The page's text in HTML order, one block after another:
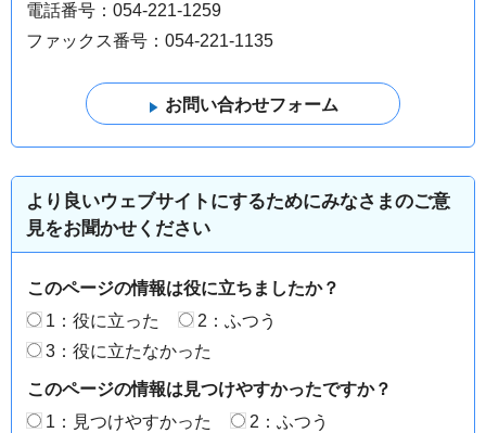
電話番号：054-221-1259
ファックス番号：054-221-1135
より良いウェブサイトにするためにみなさまのご意
見をお聞かせください
このページの情報は役に立ちましたか？
1：役に立った
2：ふつう
3：役に立たなかった
このページの情報は見つけやすかったですか？
1：見つけやすかった
2：ふつう